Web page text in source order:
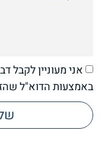
אני מעוניין לקבל
באמצעות הדוא"ל